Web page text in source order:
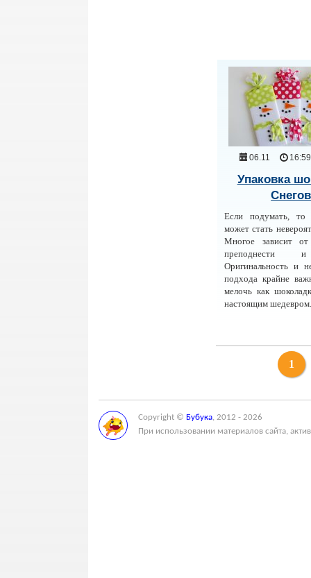
06.11 16:59
Упаковка
Если подумать, то
может стать
Многое зависит
преподнести
Оригинальность и
подхода крайне
мелочь как
настоящим шедевром.
1
Copyright © Бубука, 2012 - 2026
При использовании материалов сайта,